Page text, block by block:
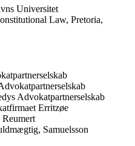
Universitet
Law, Pretoria,
Advokatpartnerselskab
Erritzøe
Samuelsson